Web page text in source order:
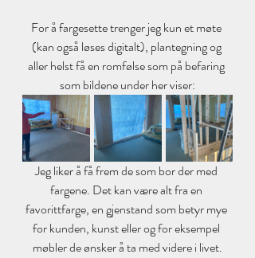
For å fargesette trenger jeg kun et møte
(kan også løses digitalt), plantegning og
aller helst få en romfølse som på befaring
som bildene under her viser:
Jeg liker å få frem de som bor der med
fargene. Det kan være alt fra en
favorittfarge, en gjenstand som betyr mye
for kunden, kunst eller og for eksempel
møbler de ønsker å ta med videre i livet.